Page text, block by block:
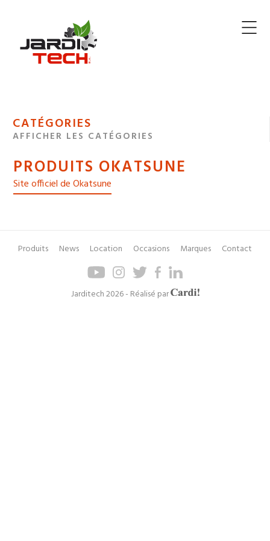
Jarditech
MENU
DE
DES
CATÉGORIES
AFFICHER LES CATÉGORIES
PRODUITS OKATSUNE
Site officiel de Okatsune
Pied
Menu
navigation
Produits News Location Occasions Marques Contact
Jarditech 2026 - Réalisé par
Axel